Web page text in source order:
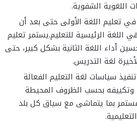
اللغوية الشفوية.
في تعليم اللغة الأولى حتى بعد أن
اللغة الرئيسية للتعليم.يستمر تعليم
أداء اللغة الثانية بشكل كبير، حتى
لغة التدريس.
تنفيذ سياسات لغة التعليم الفعالة
وتكييفه بحسب الظروف المحيطة
بما يتماشى مع سياق كل بلد